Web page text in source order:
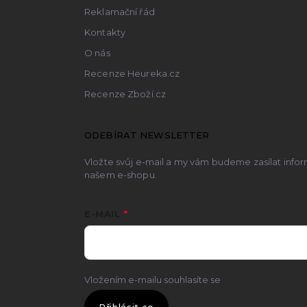
Reklamační řád
Kontakty
O nás
Recenze Heureka.cz
Recenze Zboží.cz
ODEBÍRAT NEWSLETTER
Vložte svůj e-mail a my vám budeme zasílat
našem e-shopu.
Vložením e-mailu souhlasíte se